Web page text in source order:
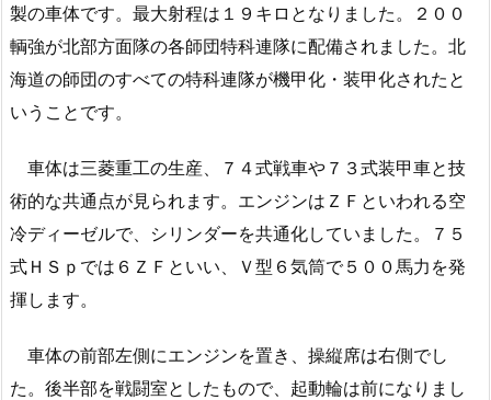
製の車体です。最大射程は１９キロとなりました。２００
輌強が北部方面隊の各師団特科連隊に配備されました。北
海道の師団のすべての特科連隊が機甲化・装甲化されたと
いうことです。
車体は三菱重工の生産、７４式戦車や７３式装甲車と技
術的な共通点が見られます。エンジンはＺＦといわれる空
冷ディーゼルで、シリンダーを共通化していました。７５
式ＨＳｐでは６ＺＦといい、Ｖ型６気筒で５００馬力を発
揮します。
車体の前部左側にエンジンを置き、操縦席は右側でし
た。後半部を戦闘室としたもので、起動輪は前になりまし